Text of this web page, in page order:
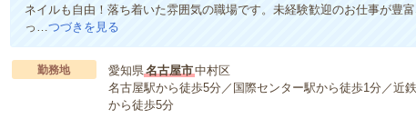
ネイルも自由！落ち着いた雰囲気の職場です。未経験歓迎のお仕事が豊
っ… つづきを見る
勤務地 愛知県 名古屋市中村区
名古屋駅から徒歩5分／国際センター駅から徒歩1分／近
から徒歩5分